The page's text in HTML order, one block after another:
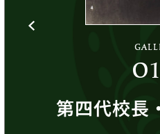
第四代校長